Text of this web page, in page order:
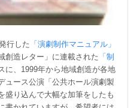
行した 「演劇制作マニュアル」
創造レター」に連載された 「制
に、1999年から地域創造が各地
ュース公演「公共ホール演劇製
盛り込んで大幅な加筆をしたも